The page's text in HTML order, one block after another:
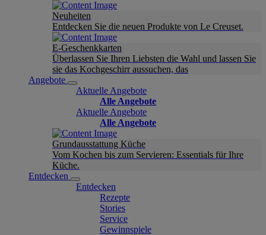
Neuheiten
Entdecken Sie die neuen Produkte von Le Creuset.
E-Geschenkkarten
Überlassen Sie Ihren Liebsten die Wahl und lassen Sie
sie das Kochgeschirr aussuchen, das
Angebote
Aktuelle Angebote
Alle Angebote
Aktuelle Angebote
Alle Angebote
Grundausstattung Küche
Vom Kochen bis zum Servieren: Essentials für Ihre
Küche.
Entdecken
Entdecken
Rezepte
Stories
Service
Gewinnspiele